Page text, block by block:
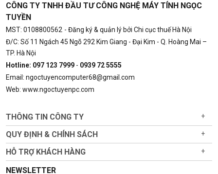
CÔNG TY TNHH ĐẦU TƯ CÔNG NGHỆ MÁY TÍNH NGỌC
TUYỀN
MST: 0108800562 - Đăng ký & quản lý bởi Chi cục thuế Hà Nội
Đ/C: Số 11 Ngách 45 Ngõ 292 Kim Giang - Đại Kim - Q. Hoàng Mai –
TP. Hà Nội
Hotline: 097 123 7999 - 0939 72 5555
Email: ngoctuyencomputer68@gmail.com
Web: www.ngoctuyenpc.com
THÔNG TIN CÔNG TY +
QUY ĐỊNH & CHÍNH SÁCH +
HỖ TRỢ KHÁCH HÀNG +
NEWSLETTER